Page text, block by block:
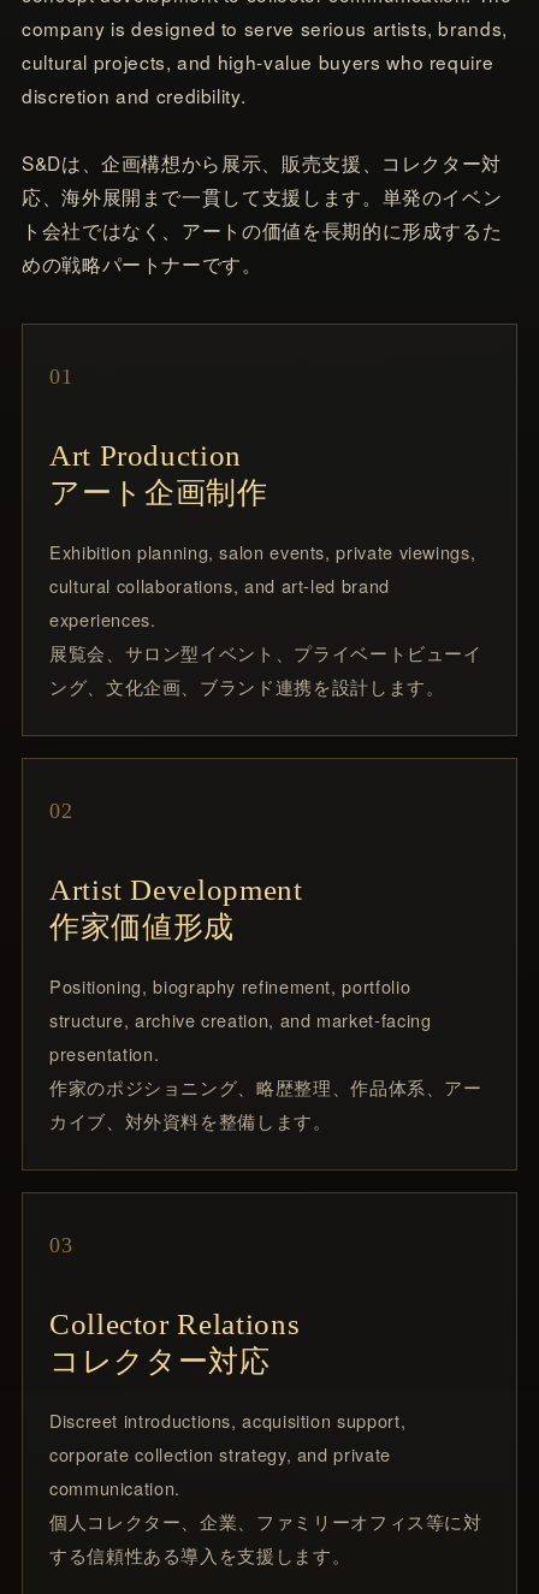
company is designed to serve serious artists, brands,
cultural projects, and high-value buyers who require
discretion and credibility.
S&Dは、企画構想から展示、販売支援、コレクター対
応、海外展開まで一貫して支援します。単発のイベン
ト会社ではなく、アートの価値を長期的に形成するた
めの戦略パートナーです。
01
Art Production
アート企画制作
Exhibition planning, salon events, private viewings,
cultural collaborations, and art-led brand
experiences.
展覧会、サロン型イベント、プライベートビューイ
ング、文化企画、ブランド連携を設計します。
02
Artist Development
作家価値形成
Positioning, biography refinement, portfolio
structure, archive creation, and market-facing
presentation.
作家のポジショニング、略歴整理、作品体系、アー
カイブ、対外資料を整備します。
03
Collector Relations
コレクター対応
Discreet introductions, acquisition support,
corporate collection strategy, and private
communication.
個人コレクター、企業、ファミリーオフィス等に対
する信頼性ある導入を支援します。